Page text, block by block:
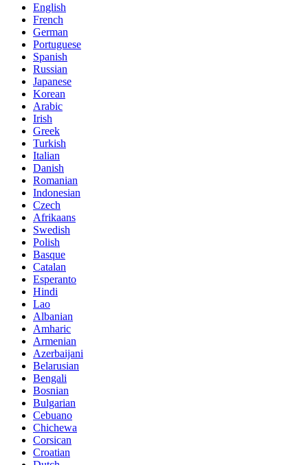
English
French
German
Portuguese
Spanish
Russian
Japanese
Korean
Arabic
Irish
Greek
Turkish
Italian
Danish
Romanian
Indonesian
Czech
Afrikaans
Swedish
Polish
Basque
Catalan
Esperanto
Hindi
Lao
Albanian
Amharic
Armenian
Azerbaijani
Belarusian
Bengali
Bosnian
Bulgarian
Cebuano
Chichewa
Corsican
Croatian